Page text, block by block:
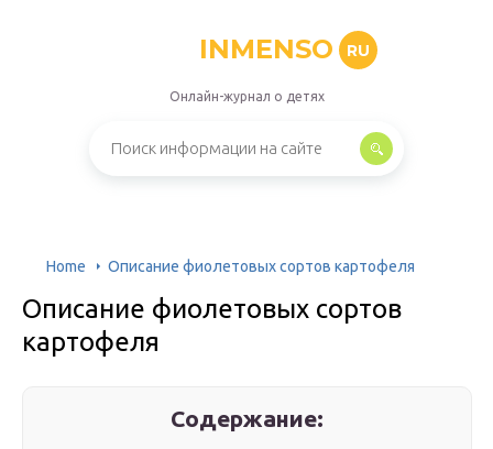
INMENSO RU
Онлайн-журнал о детях
Home Описание фиолетовых сортов картофеля
Описание фиолетовых сортов
картофеля
Содержание: